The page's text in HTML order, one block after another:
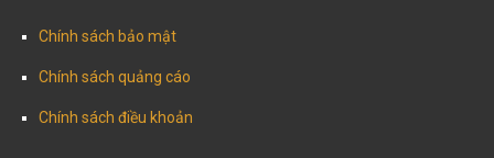
Chính sách bảo mật
Chính sách quảng cáo
Chính sách điều khoản